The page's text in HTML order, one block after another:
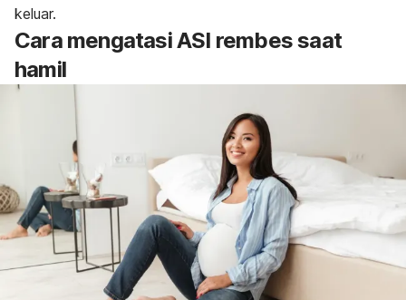
keluar.
Cara mengatasi ASI rembes saat
hamil